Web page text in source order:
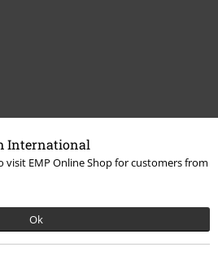
International
visit EMP Online Shop for customers from
Ok